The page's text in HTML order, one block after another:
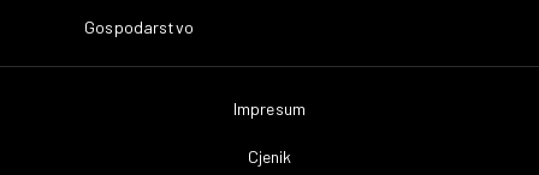
Gospodarstvo
Impresum
Cjenik